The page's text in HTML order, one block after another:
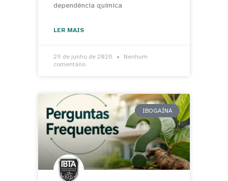
dependência química
LER MAIS
29 de junho de 2026
Nenhum
comentário
IBOGAÍNA